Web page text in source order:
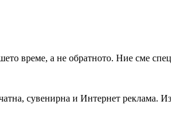
време, а не обратното. Ние сме
сувенирна и Интернет реклама.